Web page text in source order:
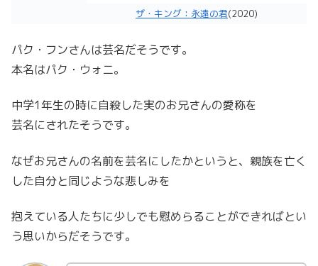
ザ・キング：永遠の君(2020)
パク・フンさんは芸名だそうです。
本名はパク・ウォニ。
中学1年生の時に自殺した実のお兄さんの愛称を
芸名にされたそうです。
なぜお兄さんの名前を芸名にしたかというと、親族を亡く
した自分と同じような悲しみを
抱えている人たちに少しでも慰めらることができればとい
う思いからだそうです。